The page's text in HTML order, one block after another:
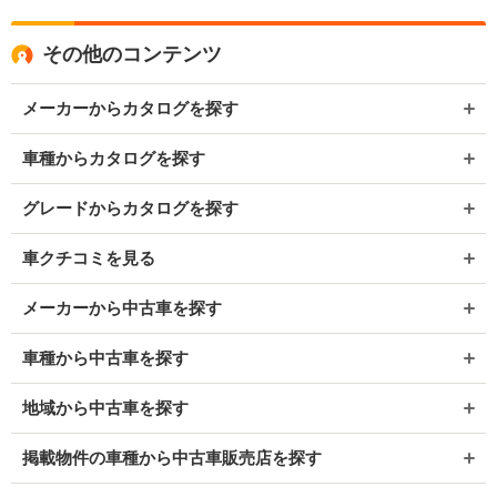
その他のコンテンツ
メーカーからカタログを探す
車種からカタログを探す
グレードからカタログを探す
車クチコミを見る
メーカーから中古車を探す
車種から中古車を探す
地域から中古車を探す
掲載物件の車種から中古車販売店を探す